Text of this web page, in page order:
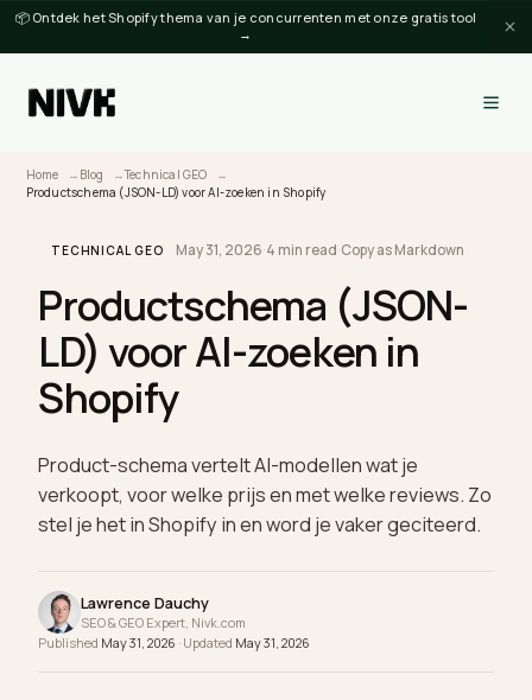
📦 Ontdek het Shopify thema van je concurrenten met onze gratis tool
Home Blog
Technical GEO
Productschema (JSON-
LD) voor AI-zoeken in
Shopify
Product-schema vertelt AI-modellen wat je